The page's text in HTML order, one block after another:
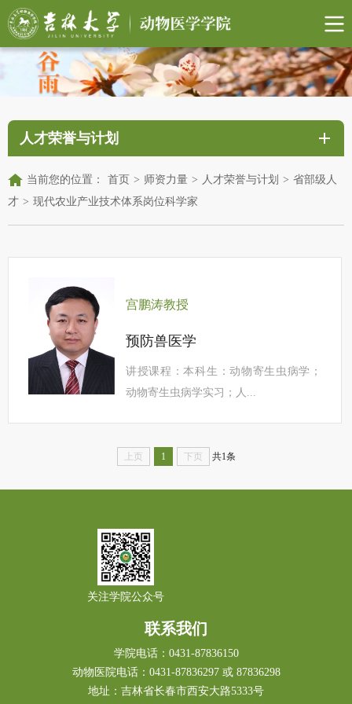
人才荣誉与计划
当前您的位置： 首页 > 师资力量 > 人才荣誉与计划 > 省部级人
才 > 现代农业产业技术体系岗位科学家
宫鹏涛教授
预防兽医学
讲授课程：本科生：动物寄生虫病学；
动物寄生虫病学实习；人...
上页 1 下页 共1条
关注学院公众号
联系我们
学院电话：0431-87836150
动物医院电话：0431-87836297 或 87836298
地址：吉林省长春市西安大路5333号